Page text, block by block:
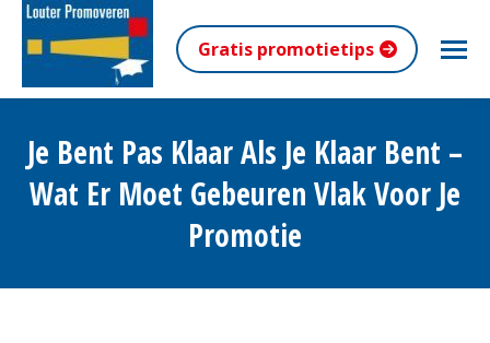
Gratis promotietips
Je Bent Pas Klaar Als Je Klaar Bent –
Wat Er Moet Gebeuren Vlak Voor Je
Promotie